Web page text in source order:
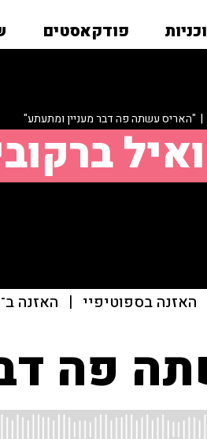
פודקאסטים
| "האריס עשתה פה דבר מעניין ומתעתע"
האזנה בספוטיפיי | האזנה ב־Apple Podcasts
פה